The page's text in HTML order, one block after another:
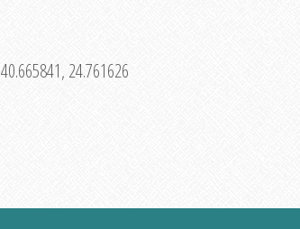
40.665841, 24.761626